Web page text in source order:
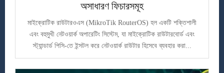
অসাধারণ ফিচারসমূহ
মাইক্রোটিক রাউটারওএস (MikroTik RouterOS) হল একটি শক্তিশালী
এবং বহুমুখী নেটওয়ার্ক অপারেটিং সিস্টেম, যা মাইক্রোটিক রাউটারবোর্ড এবং
স্ট্যান্ডার্ড পিসি-তে ইন্সটল করে নেটওয়ার্ক রাউটার হিসেবে ব্যবহার করা...